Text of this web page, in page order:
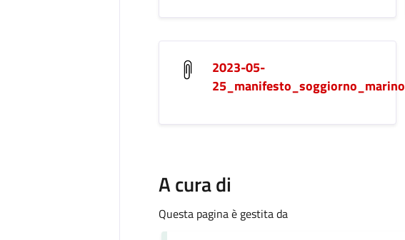
2023-05-
25_manifesto_soggiorno_marino
A cura di
Questa pagina è gestita da